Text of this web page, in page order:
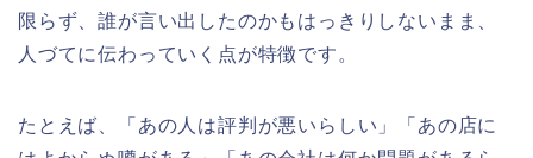
限らず、誰が言い出したのかもはっきりしないまま、
人づてに伝わっていく点が特徴です。
たとえば、「あの人は評判が悪いらしい」「あの店に